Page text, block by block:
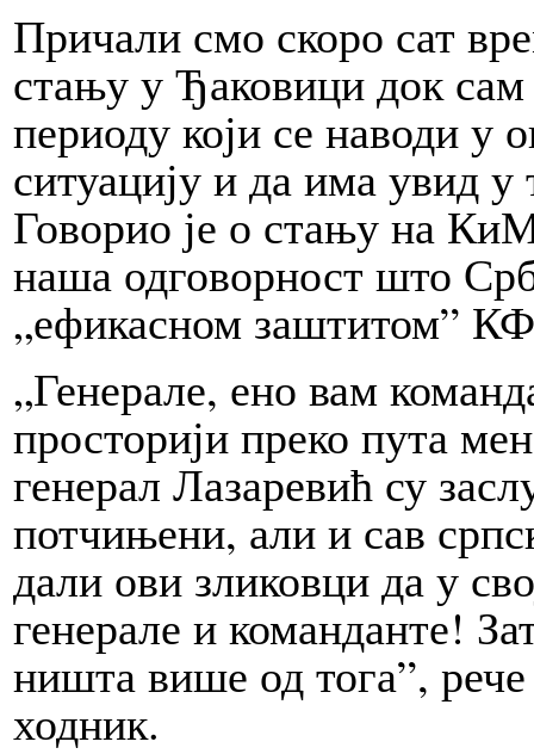
Причали смо скоро сат
стању у Ђаковици док
периоду који се наводи у
ситуацију и да има увид
Говорио је о стању на
наша одговорност што
„ефикасном заштитом”
„Генерале, ено вам
просторији преко пута
генерал Лазаревић су
потчињени, али и сав
дали ови зликовци да у
генерале и команданте!
ништа више од тога”,
ходник.